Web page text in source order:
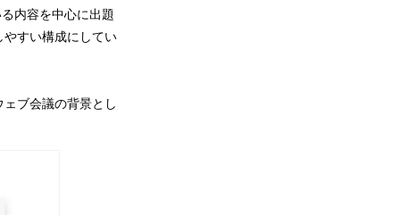
内容を中心に出題
すい構成にしてい
ブ会議の背景とし